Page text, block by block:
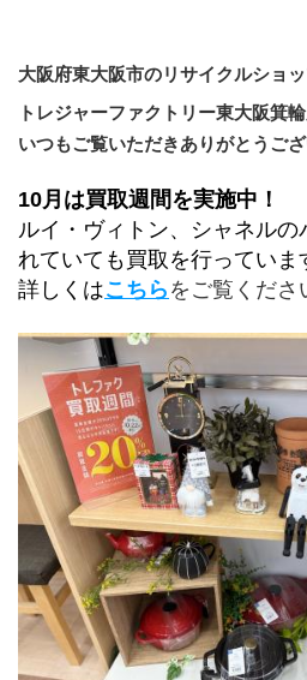
大阪府東大阪市のリサイクルショ
トレジャーファクトリー東大阪箕輪
いつもご覧いただきありがとうござ
10月は買取週間を実施中！
ルイ・ヴィトン、シャネル
れていても買取を行っていま
詳しくはこちら をご覧くださ